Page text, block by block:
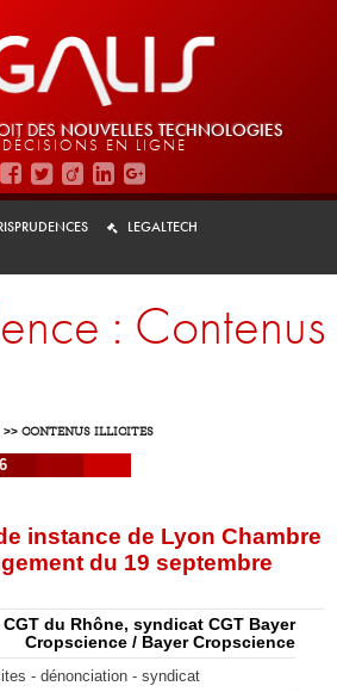
DES NOUVELLES TECHNOLOGIES
EN LIGNE
LEGALTECH
: Contenus
>> CONTENUS ILLICITES
instance de Lyon Chambre
du 19 septembre
du Rhône, syndicat CGT Bayer
Cropscience / Bayer Cropscience
- dénonciation - syndicat